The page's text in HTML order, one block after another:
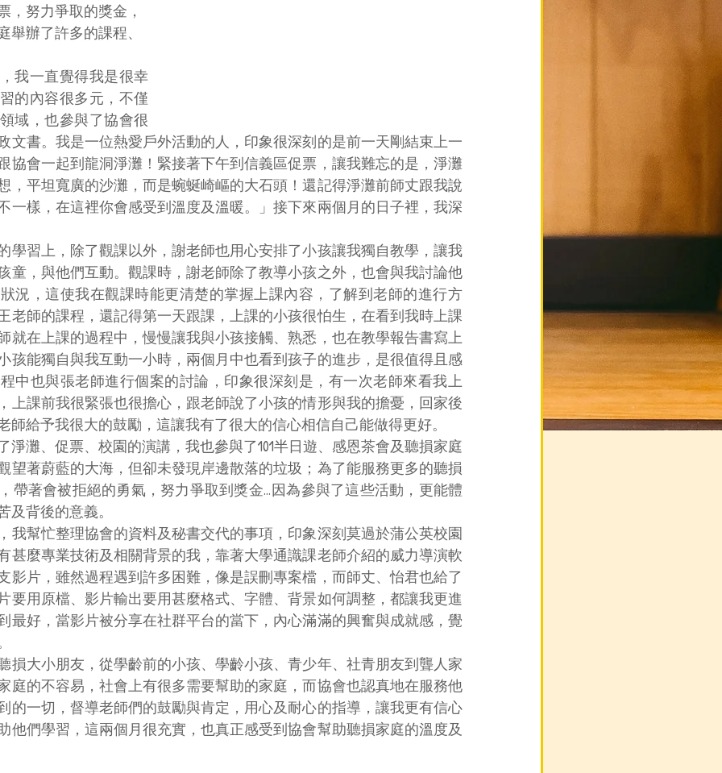
，努力爭取的獎金，
辦了許多的課程、
我一直覺得我是很幸
的內容很多元，不僅
域，也參與了協會很
文書。我是一位熱愛戶外活動的人，印象很深刻的是前一天剛結束上一
協會一起到龍洞淨灘！緊接著下午到信義區促票，讓我難忘的是，淨灘
，平坦寬廣的沙灘，而是蜿蜒崎嶇的大石頭！還記得淨灘前師丈跟我說
一樣，在這裡你會感受到溫度及溫暖。」接下來兩個月的日子裡，我深
學習上，除了觀課以外，謝老師也用心安排了小孩讓我獨自教學，讓我
童，與他們互動。觀課時，謝老師除了教導小孩之外，也會與我討論他
況，這使我在觀課時能更清楚的掌握上課內容，了解到老師的進行方
老師的課程，還記得第一天跟課，上課的小孩很怕生，在看到我時上課
就在上課的過程中，慢慢讓我與小孩接觸、熟悉，也在教學報告書寫上
孩能獨自與我互動一小時，兩個月中也看到孩子的進步，是很值得且感
中也與張老師進行個案的討論，印象很深刻是，有一次老師來看我上
上課前我很緊張也很擔心，跟老師說了小孩的情形與我的擔憂，回家後
師給予我很大的鼓勵，這讓我有了很大的信心相信自己能做得更好。
淨灘、促票、校園的演講，我也參與了101半日遊、感恩茶會及聽損家庭
望著蔚藍的大海，但卻未發現岸邊散落的垃圾；為了能服務更多的聽損
帶著會被拒絕的勇氣，努力爭取到獎金…因為參與了這些活動，更能體
背後的意義。
我幫忙整理協會的資料及秘書交代的事項，印象深刻莫過於蒲公英校園
甚麼專業技術及相關背景的我，靠著大學通識課老師介紹的威力導演軟
影片，雖然過程遇到許多困難，像是誤刪專案檔，而師丈、怡君也給了
要用原檔、影片輸出要用甚麼格式、字體、背景如何調整，都讓我更進
最好，當影片被分享在社群平台的當下，內心滿滿的興奮與成就感，覺
損大小朋友，從學齡前的小孩、學齡小孩、青少年、社青朋友到聾人家
庭的不容易，社會上有很多需要幫助的家庭，而協會也認真地在服務他
的一切，督導老師們的鼓勵與肯定，用心及耐心的指導，讓我更有信心
他們學習，這兩個月很充實，也真正感受到協會幫助聽損家庭的溫度及